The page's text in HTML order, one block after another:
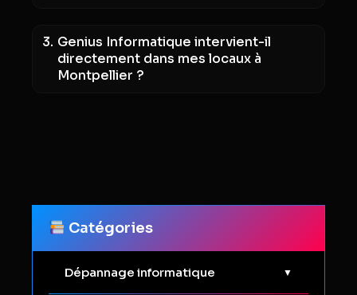
Genius Informatique intervient-il
directement dans mes locaux à
Montpellier ?
Catégories
Dépannage informatique ▼